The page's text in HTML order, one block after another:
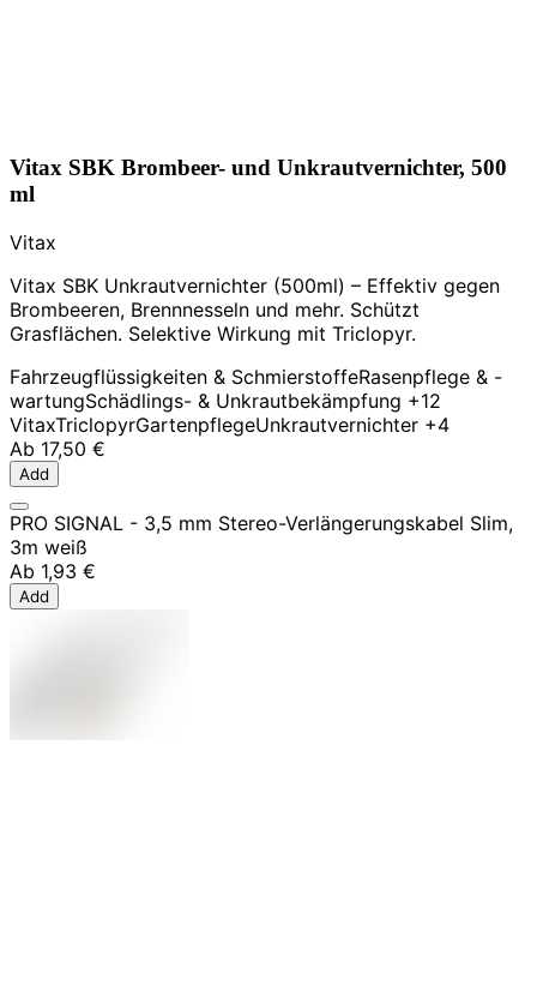
Vitax SBK Brombeer- und Unkrautvernichter, 500
ml
Vitax
Vitax SBK Unkrautvernichter (500ml) – Effektiv gegen
Brombeeren, Brennnesseln und mehr. Schützt
Grasflächen. Selektive Wirkung mit Triclopyr.
Fahrzeugflüssigkeiten & SchmierstoffeRasenpflege & -
wartungSchädlings- & Unkrautbekämpfung +12
VitaxTriclopyrGartenpflegeUnkrautvernichter +4
Ab 17,50 €
Add
PRO SIGNAL - 3,5 mm Stereo-Verlängerungskabel Slim,
3m weiß
Ab 1,93 €
Add